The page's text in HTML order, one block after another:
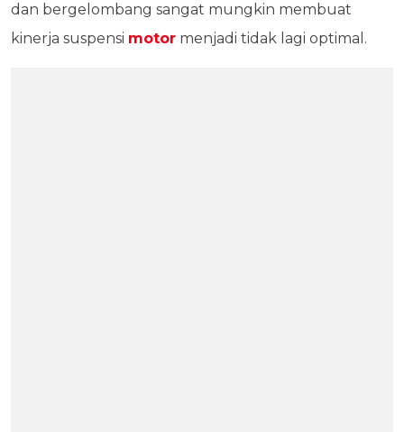
dan bergelombang sangat mungkin membuat
kinerja suspensi motor menjadi tidak lagi optimal.